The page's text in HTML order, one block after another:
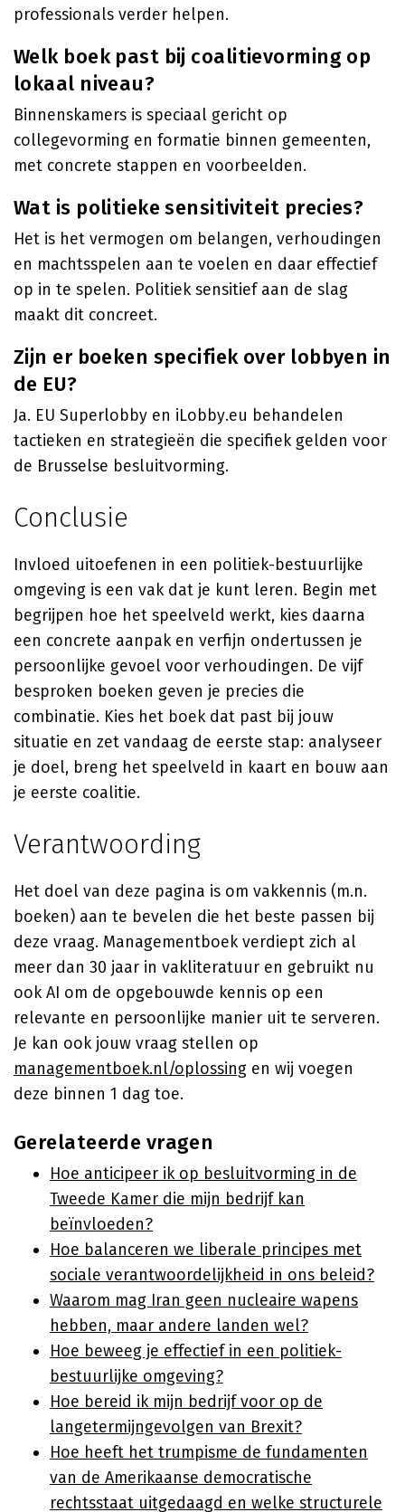
professionals verder helpen.
Welk boek past bij coalitievorming op
lokaal niveau?
Binnenskamers is speciaal gericht op
collegevorming en formatie binnen gemeenten,
met concrete stappen en voorbeelden.
Wat is politieke sensitiviteit precies?
Het is het vermogen om belangen, verhoudingen
en machtsspelen aan te voelen en daar effectief
op in te spelen. Politiek sensitief aan de slag
maakt dit concreet.
Zijn er boeken specifiek over lobbyen in
de EU?
Ja. EU Superlobby en iLobby.eu behandelen
tactieken en strategieën die specifiek gelden voor
de Brusselse besluitvorming.
Conclusie
Invloed uitoefenen in een politiek-bestuurlijke
omgeving is een vak dat je kunt leren. Begin met
begrijpen hoe het speelveld werkt, kies daarna
een concrete aanpak en verfijn ondertussen je
persoonlijke gevoel voor verhoudingen. De vijf
besproken boeken geven je precies die
combinatie. Kies het boek dat past bij jouw
situatie en zet vandaag de eerste stap: analyseer
je doel, breng het speelveld in kaart en bouw aan
je eerste coalitie.
Verantwoording
Het doel van deze pagina is om vakkennis (m.n.
boeken) aan te bevelen die het beste passen bij
deze vraag. Managementboek verdiept zich al
meer dan 30 jaar in vakliteratuur en gebruikt nu
ook AI om de opgebouwde kennis op een
relevante en persoonlijke manier uit te serveren.
Je kan ook jouw vraag stellen op
managementboek.nl/oplossing en wij voegen
deze binnen 1 dag toe.
Gerelateerde vragen
Hoe anticipeer ik op besluitvorming in de
Tweede Kamer die mijn bedrijf kan
beïnvloeden?
Hoe balanceren we liberale principes met
sociale verantwoordelijkheid in ons beleid?
Waarom mag Iran geen nucleaire wapens
hebben, maar andere landen wel?
Hoe beweeg je effectief in een politiek-
bestuurlijke omgeving?
Hoe bereid ik mijn bedrijf voor op de
langetermijngevolgen van Brexit?
Hoe heeft het trumpisme de fundamenten
van de Amerikaanse democratische
rechtsstaat uitgedaagd en welke structurele